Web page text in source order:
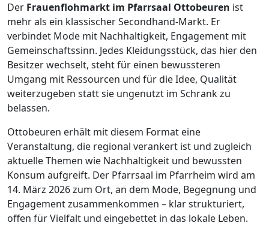
Der Frauenflohmarkt im Pfarrsaal Ottobeuren ist
mehr als ein klassischer Secondhand-Markt. Er
verbindet Mode mit Nachhaltigkeit, Engagement mit
Gemeinschaftssinn. Jedes Kleidungsstück, das hier den
Besitzer wechselt, steht für einen bewussteren
Umgang mit Ressourcen und für die Idee, Qualität
weiterzugeben statt sie ungenutzt im Schrank zu
belassen.
Ottobeuren erhält mit diesem Format eine
Veranstaltung, die regional verankert ist und zugleich
aktuelle Themen wie Nachhaltigkeit und bewussten
Konsum aufgreift. Der Pfarrsaal im Pfarrheim wird am
14. März 2026 zum Ort, an dem Mode, Begegnung und
Engagement zusammenkommen – klar strukturiert,
offen für Vielfalt und eingebettet in das lokale Leben.